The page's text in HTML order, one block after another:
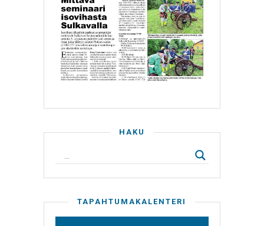
HAKU
TAPAHTUMAKALENTERI